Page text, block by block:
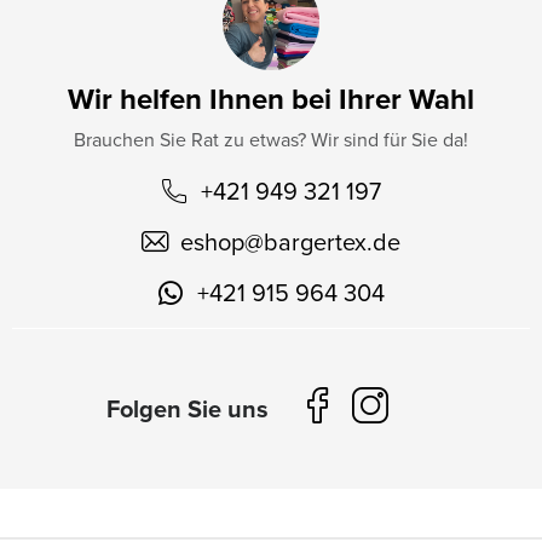
Wir helfen Ihnen bei Ihrer Wahl
Brauchen Sie Rat zu etwas? Wir sind für Sie da!
+421 949 321 197
eshop@bargertex.de
+421 915 964 304